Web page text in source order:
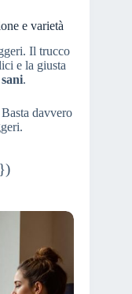
e varietà
Il trucco
e la giusta
.
davvero